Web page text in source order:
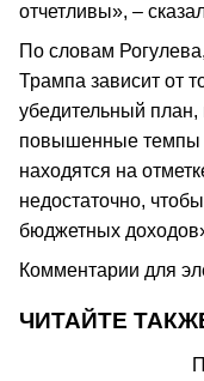
отчетливы», –
По словам
Трампа зависит от
убедительный
повышенные темпы
находятся на
недостаточно,
бюджетных
Комментарии для
ЧИТАЙТЕ